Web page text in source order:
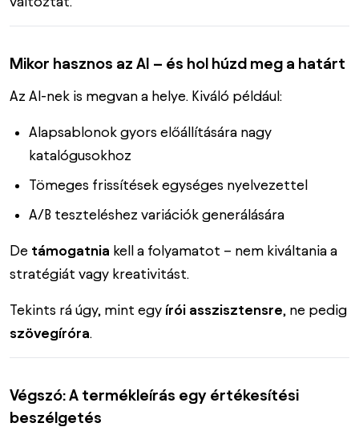
Mikor hasznos az AI – és hol húzd meg a határt
Az AI-nek is megvan a helye. Kiváló például:
Alapsablonok gyors előállítására nagy
katalógusokhoz
Tömeges frissítések egységes nyelvezettel
A/B teszteléshez variációk generálására
De támogatnia kell a folyamatot – nem kiváltania a
stratégiát vagy kreativitást.
Tekints rá úgy, mint egy írói asszisztensre, ne pedig
szövegíróra.
Végszó: A termékleírás egy értékesítési
beszélgetés